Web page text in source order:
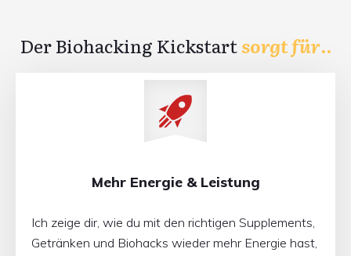
Der Biohacking Kickstartsorgt für..
Mehr Energie & Leistung
Ich zeige dir, wie du mit den richtigen Supplements,
Getränken und Biohacks wieder mehr Energie hast,